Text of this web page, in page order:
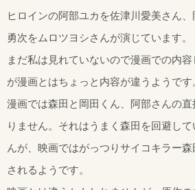
ヒロインの阿部ユカを佐津川愛美さん
勇次をムロツヨシさんが演じています。
まだ私は見れていないので漫画での内
が漫画とはちょっと内容が違うようです
漫画では森田と岡田くん、阿部さんの
りません。それはうまく森田を回避し
んが、映画ではがっつりサイコキラー
されるようです。